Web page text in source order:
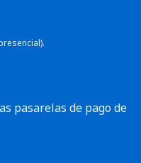
pasarelas de pago de